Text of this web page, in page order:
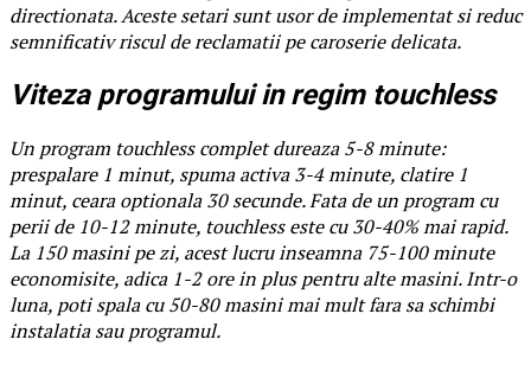
directionata. Aceste setari sunt usor de implementat si reduc
semnificativ riscul de reclamatii pe caroserie delicata.
Viteza programului in regim touchless
Un program touchless complet dureaza 5-8 minute:
prespalare 1 minut, spuma activa 3-4 minute, clatire 1
minut, ceara optionala 30 secunde. Fata de un program cu
perii de 10-12 minute, touchless este cu 30-40% mai rapid.
La 150 masini pe zi, acest lucru inseamna 75-100 minute
economisite, adica 1-2 ore in plus pentru alte masini. Intr-o
luna, poti spala cu 50-80 masini mai mult fara sa schimbi
instalatia sau programul.